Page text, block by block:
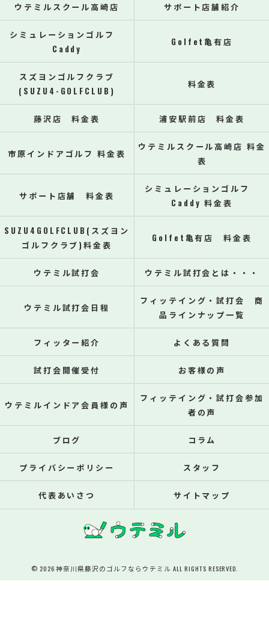
ウテミルスクール高崎店 サポート店舗紹介
シミュレーションゴルフ
Caddy
Golfet亀有店
スズヨンゴルフクラブ
(SUZU4-GOLFCLUB)
料金表
藤沢店 料金表 浦安駅前店 料金表
市原インドアゴルフ 料金表
ウテミルスクール高崎店 料金
表
サポート店舗 料金表
シミュレーションゴルフ
Caddy 料金表
SUZU4GOLFCLUB(スズヨン
ゴルフクラブ)料金表
Golfet亀有店 料金表
ウテミル試打会 ウテミル試打会とは・・・
ウテミル試打会日程
フィッテイング・試打会 商
品ラインナップ一覧
フィッター紹介 よくある質問
試打会開催受付 お客様の声
ウテミルインドア会員様の声
フィッテイング・試打会参加
者の声
ブログ コラム
プライバシーポリシー スタッフ
代表あいさつ サイトマップ
© 2026 神奈川県藤沢のゴルフならウテミル ALL RIGHTS RESERVED.